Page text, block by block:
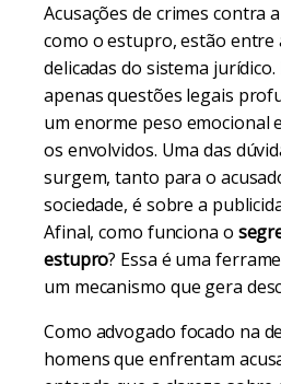
Acusações de crimes contra
como o estupro, estão entre
delicadas do sistema
apenas questões legais
um enorme peso emocional
os envolvidos. Uma das
surgem, tanto para o
sociedade, é sobre a
Afinal, como funciona o
estupro? Essa é uma
um mecanismo que gera
Como advogado focado na
homens que enfrentam